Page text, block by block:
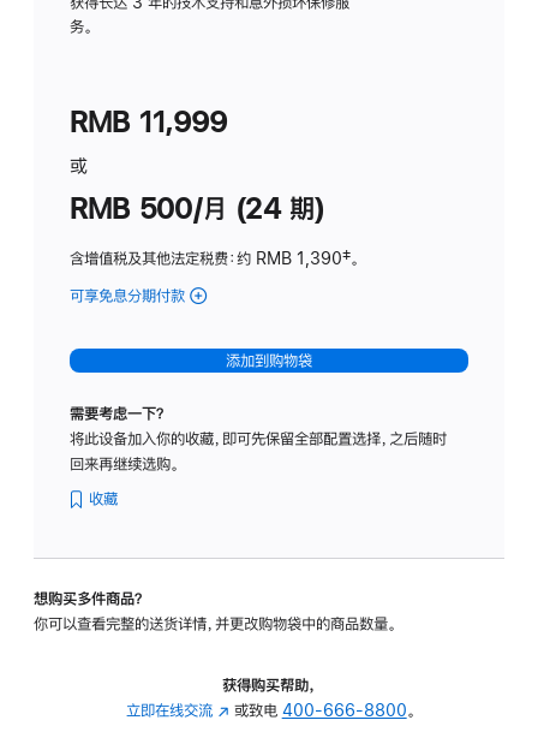
务。
RMB 11,999
或
RMB 500/月 (24 期)
含增值税及其他法定税费：约 RMB 1,390脚
‡。
可享免息分期付款 (Studio
-
标
璃
转
的
添加到购物袋
需要考虑一下？
将此设备加入你的收藏，即可先保留全部配置选择，之后随时
回来再继续选购。
收藏
想购买多件商品？
你可以查看完整的送货详情，并更改购物袋中的商品数量。
获得购买帮助，
立即在线交流 (在 或致电 400-666-8800。